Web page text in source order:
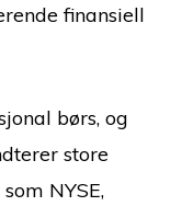
finansiell
børs, og
store
NYSE,